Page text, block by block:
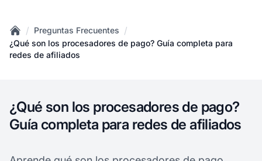
Home
/ Preguntas Frecuentes /
¿Qué son los procesadores de pago? Guía completa para
redes de afiliados
¿Qué son los procesadores de pago?
Guía completa para redes de afiliados